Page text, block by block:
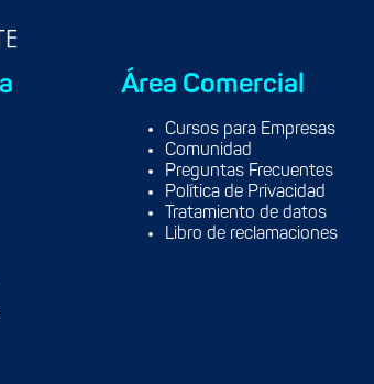
Área Comercial
Cursos para Empresas
Comunidad
Preguntas Frecuentes
Política de Privacidad
Tratamiento de datos
Libro de reclamaciones